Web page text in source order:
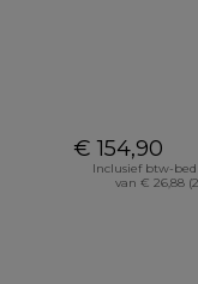
€ 154,90
Inclusief btw-
van € 26,88